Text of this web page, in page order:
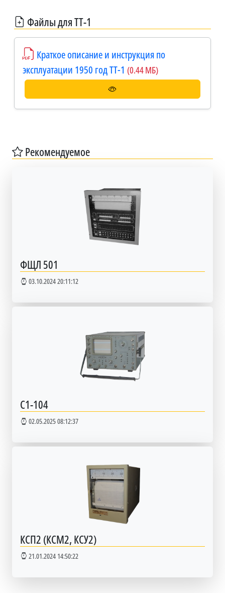
Файлы для ТТ-1
Краткое описание и инструкция по
эксплуатации 1950 год ТТ-1 (0.44 МБ)
Рекомендуемое
ФЩЛ 501
03.10.2024 20:11:12
C1-104
02.05.2025 08:12:37
КСП2 (КСМ2, КСУ2)
21.01.2024 14:50:22